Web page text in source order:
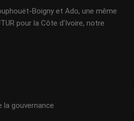
Boigny et Ado, une même
pour la Côte d'Ivoire, notre
la gouvernance